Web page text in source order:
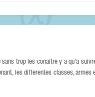
trop les conaitre y a qu'a
les differentes classes, armes